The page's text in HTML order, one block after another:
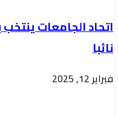
البرهان
يعود
للبلاد
اتحاد الجامعات
نائبا
فبراير 12, 2025